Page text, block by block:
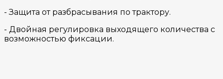
- Защита от разбрасывания по трактору.
- Двойная регулировка выходящего количества с
возможностью фиксации.